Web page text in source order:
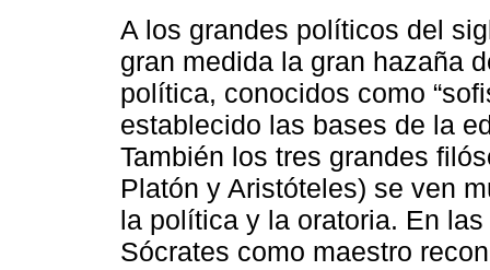
A los grandes políticos del
gran medida la gran hazaña
política, conocidos como
establecido las bases de la
También los tres grandes
Platón y Aristóteles) se ven
la política y la oratoria. En las
Sócrates como maestro